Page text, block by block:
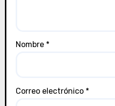
Nombre *
Correo electrónico *